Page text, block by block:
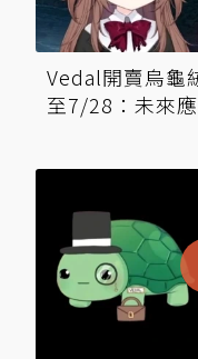
Vedal開賣烏龜
至7/28：未來